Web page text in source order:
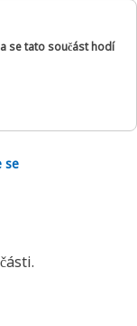
se tato součást hodí
se